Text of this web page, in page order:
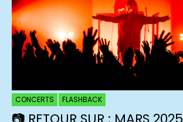
CONCERTS FLASHBACK